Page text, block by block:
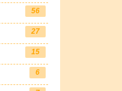
56
27
15
6